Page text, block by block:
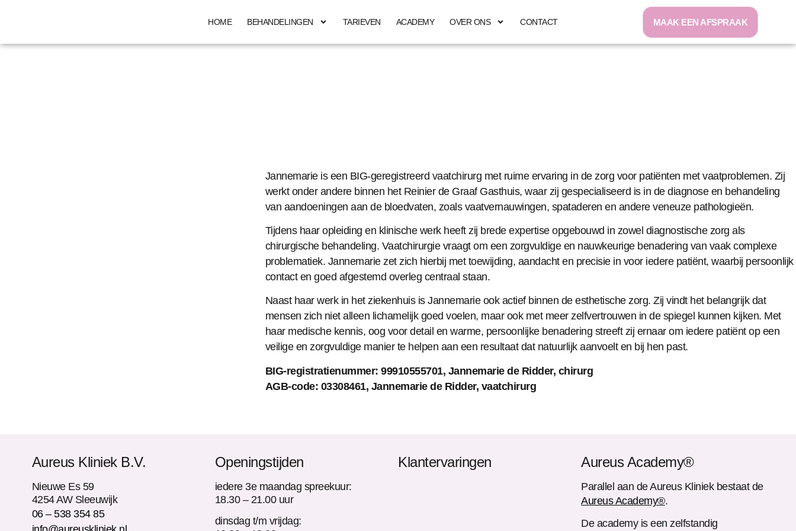
HOME BEHANDELINGEN TARIEVEN ACADEMY OVER ONS CONTACT MAAK EEN AFSPRAAK
Jannemarie is een BIG-geregistreerd vaatchirurg met ruime ervaring in de zorg voor patiënten met vaatproblemen. Zij
werkt onder andere binnen het Reinier de Graaf Gasthuis, waar zij gespecialiseerd is in de diagnose en behandeling
van aandoeningen aan de bloedvaten, zoals vaatvernauwingen, spataderen en andere veneuze pathologieën.
Tijdens haar opleiding en klinische werk heeft zij brede expertise opgebouwd in zowel diagnostische zorg als
chirurgische behandeling. Vaatchirurgie vraagt om een zorgvuldige en nauwkeurige benadering van vaak complexe
problematiek. Jannemarie zet zich hierbij met toewijding, aandacht en precisie in voor iedere patiënt, waarbij persoonlijk
contact en goed afgestemd overleg centraal staan.
Naast haar werk in het ziekenhuis is Jannemarie ook actief binnen de esthetische zorg. Zij vindt het belangrijk dat
mensen zich niet alleen lichamelijk goed voelen, maar ook met meer zelfvertrouwen in de spiegel kunnen kijken. Met
haar medische kennis, oog voor detail en warme, persoonlijke benadering streeft zij ernaar om iedere patiënt op een
veilige en zorgvuldige manier te helpen aan een resultaat dat natuurlijk aanvoelt en bij hen past.
BIG-registratienummer: 99910555701, Jannemarie de Ridder, chirurg
AGB-code: 03308461, Jannemarie de Ridder, vaatchirurg
Aureus Kliniek B.V.
Nieuwe Es 59
4254 AW Sleeuwijk
06 – 538 354 85
Openingstijden
iedere 3e maandag spreekuur:
18.30 – 21.00 uur
dinsdag t/m vrijdag:
Klantervaringen Aureus Academy®
Parallel aan de Aureus Kliniek bestaat de
Aureus Academy®.
De academy is een zelfstandig